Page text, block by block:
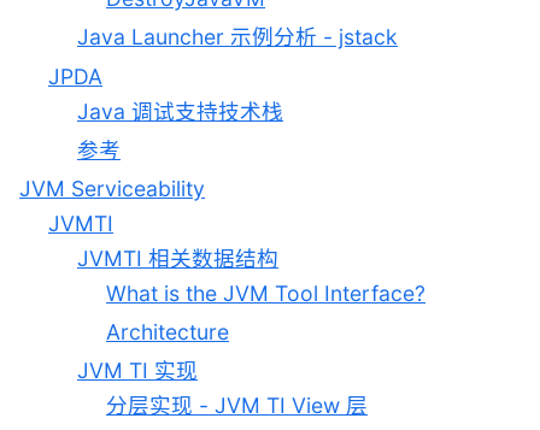
Java Launcher 示例分析 - jstack
JPDA
Java 调试支持技术栈
参考
JVM Serviceability
JVMTI
JVMTI 相关数据结构
What is the JVM Tool Interface?
Architecture
JVM TI 实现
分层实现 - JVM TI View 层